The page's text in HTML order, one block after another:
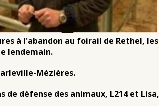
à l'abandon au foirail de Rethel,
lendemain.
Mézières.
de défense des animaux, L214 et